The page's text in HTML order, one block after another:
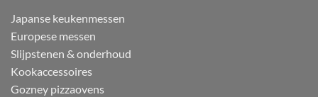
Japanse keukenmessen
Europese messen
Slijpstenen & onderhoud
Kookaccessoires
Gozney pizzaovens